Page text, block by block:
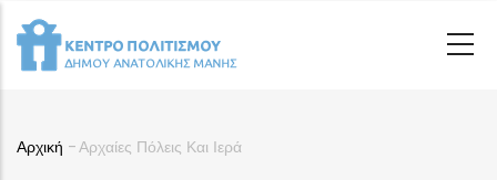
Παράκαμψη
προς
Breadcrumb
Αρχική -Αρχαίες Πόλεις Και Ιερά